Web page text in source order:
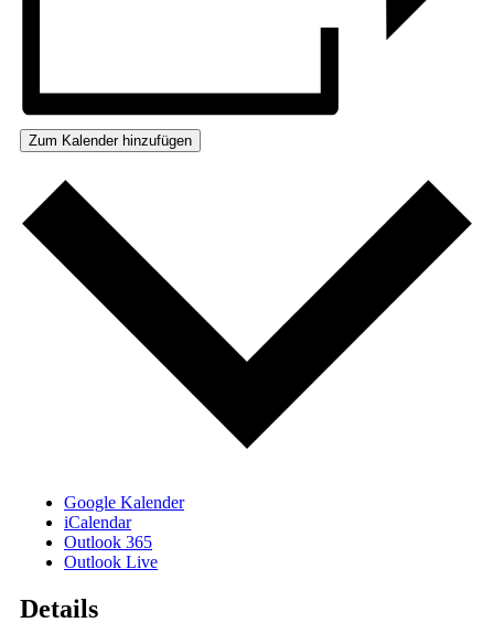
Zum Kalender hinzufügen
Google Kalender
iCalendar
Outlook 365
Outlook Live
Details